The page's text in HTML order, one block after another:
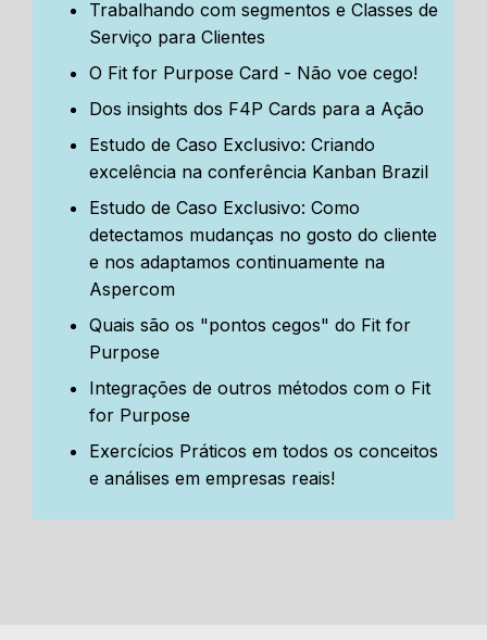
Trabalhando com segmentos e Classes de
Serviço para Clientes
O Fit for Purpose Card - Não voe cego!
Dos insights dos F4P Cards para a Ação
Estudo de Caso Exclusivo: Criando
excelência na conferência Kanban Brazil
Estudo de Caso Exclusivo: Como
detectamos mudanças no gosto do cliente
e nos adaptamos continuamente na
Aspercom
Quais são os "pontos cegos" do Fit for
Purpose
Integrações de outros métodos com o Fit
for Purpose
Exercícios Práticos em todos os conceitos
e análises em empresas reais!